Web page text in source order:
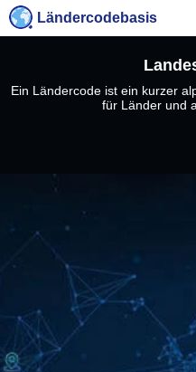
Ländercodebasis
Ein Ländercode ist ein kurzer
für Länder und